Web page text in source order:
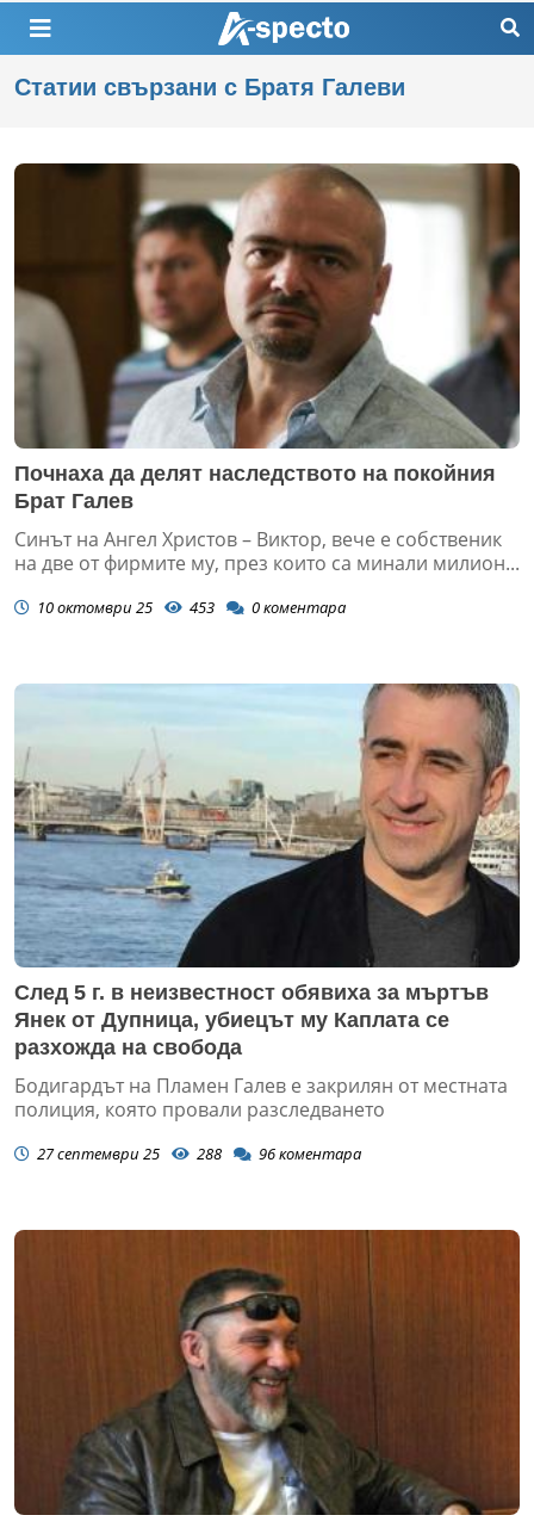
Статии свързани с Братя Галеви
Почнаха да делят наследството на покойния
Брат Галев
Синът на Ангел Христов – Виктор, вече е собственик
на две от фирмите му, през които са минали милион...
10 октомври 25 453 0коментара
След 5 г. в неизвестност обявиха за мъртъв
Янек от Дупница, убиецът му Каплата се
разхожда на свобода
Бодигардът на Пламен Галев е закрилян от местната
полиция, която провали разследването
27 септември 25 288 96коментара